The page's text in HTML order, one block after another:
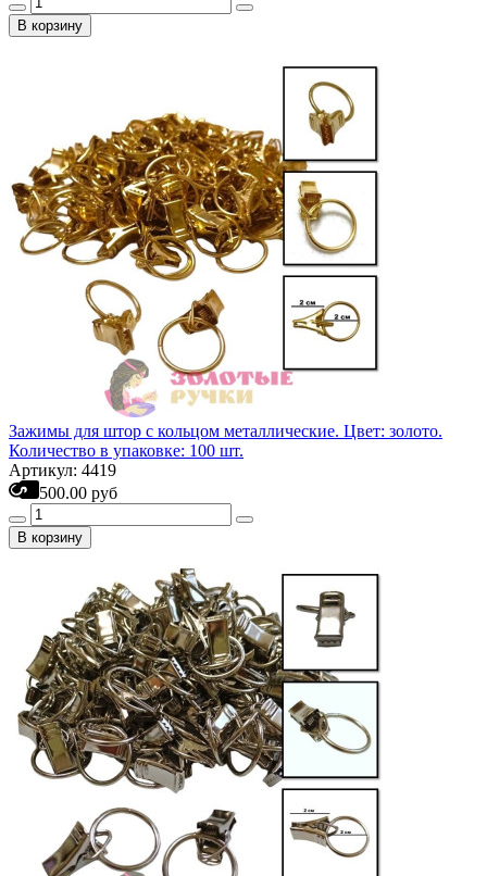
В корзину
Зажимы для штор с кольцом металлические. Цвет: золото.
Количество в упаковке: 100 шт.
Артикул: 4419
500.00 руб
В корзину